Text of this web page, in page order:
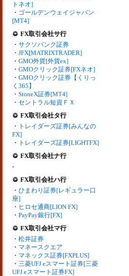
トネオ]
・ ゴールデンウェイジャパン
[MT4]
FX取引会社サ行
・ サクソバンク証券
・ JFX[MATRIXTRADER]
・ GMO外貨[外貨ex]
・ GMOクリック証券[FXネオ]
・ GMOクリック証券【くりっ
く365】
・ StoneX証券[MT4]
・ セントラル短資ＦＸ
FX取引会社タ行
・ トレイダーズ証券[みんなの
FX]
・ トレイダーズ証券[LIGHTFX]
FX取引会社ナ行
-
FX取引会社ハ行
・ ひまわり証券[レギュラー口
座]
・ ヒロセ通商[LION FX]
・ PayPay銀行[FX]
FX取引会社マ行
・ 松井証券
・ マネースクエア
・ マネックス証券[FXPLUS]
・ 三菱UFJ eスマート証券[三菱
UFJ eスマート証券FX]